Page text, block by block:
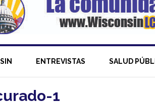
ENTREVISTAS SALUD
1